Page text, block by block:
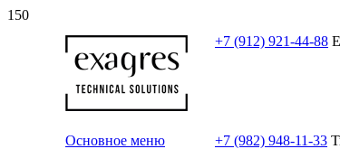
+7 (912) 921-44-88
+7 (982) 948-11-33
Основное меню